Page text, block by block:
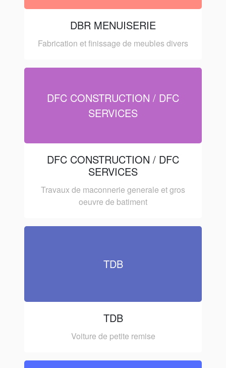
DBR MENUISERIE
Fabrication et finissage de meubles divers
DFC CONSTRUCTION / DFC
SERVICES
DFC CONSTRUCTION / DFC
SERVICES
Travaux de maconnerie generale et gros
oeuvre de batiment
TDB
TDB
Voiture de petite remise